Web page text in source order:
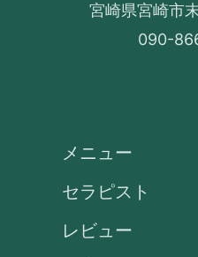
宮崎県宮崎市
090-
メニュー
セラピスト
レビュー